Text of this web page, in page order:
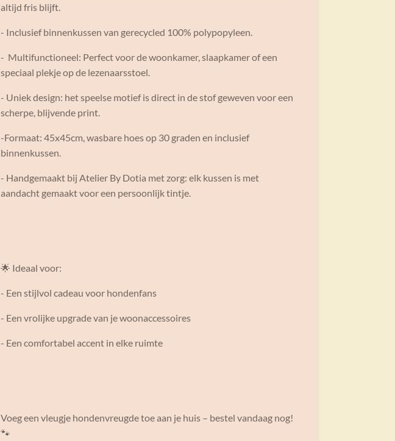
altijd fris blijft.
- Inclusief binnenkussen van gerecycled 100% polypopyleen.
- Multifunctioneel: Perfect voor de woonkamer, slaapkamer of een
speciaal plekje op de lezenaarsstoel.
- Uniek design: het speelse motief is direct in de stof geweven voor een
scherpe, blijvende print.
-Formaat: 45x45cm, wasbare hoes op 30 graden en inclusief
binnenkussen.
- Handgemaakt bij Atelier By Dotia met zorg: elk kussen is met
aandacht gemaakt voor een persoonlijk tintje.
🌟 Ideaal voor:
- Een stijlvol cadeau voor hondenfans
- Een vrolijke upgrade van je woonaccessoires
- Een comfortabel accent in elke ruimte
Voeg een vleugje hondenvreugde toe aan je huis – bestel vandaag nog!
🐾